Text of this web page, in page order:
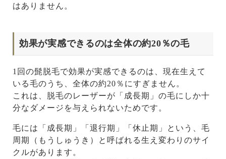
はありません。
効果が実感できるのは全体の約20％の毛
1回の髭脱毛で効果が実感できるのは、現在生えて
いる毛のうち、全体の約20％にすぎません。
これは、脱毛のレーザーが「成長期」の毛にしか十
分なダメージを与えられないためです。
毛には「成長期」「退行期」「休止期」という、毛
周期（もうしゅうき）と呼ばれる生え変わりのサイ
クルがあります。